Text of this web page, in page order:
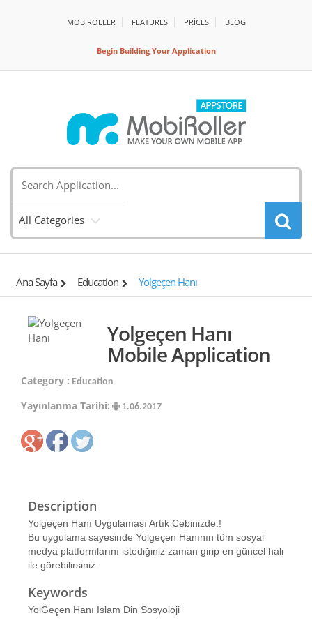
MOBIROLLER FEATURES PRİCES BLOG
Begin Building Your Application
All Categories
Ana Sayfa Education Yolgeçen Hanı
Yolgeçen Hanı
Mobile Application
Category : Education
Yayınlanma Tarihi: 1.06.2017
Description
Yolgeçen Hanı Uygulaması Artık Cebinizde.!
Bu uygulama sayesinde Yolgeçen Hanının tüm sosyal
medya platformlarını istediğiniz zaman girip en güncel hali
ile görebilirsiniz.
Keywords
YolGeçen Hanı İslam Din Sosyoloji